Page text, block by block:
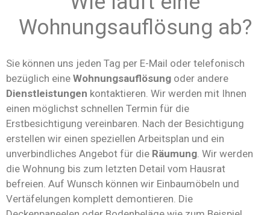
Wohnungsauflösung ab?
Sie können uns jeden Tag per E-Mail oder telefonisch
bezüglich eine Wohnungsauflösung oder andere
Dienstleistungen kontaktieren. Wir werden mit Ihnen
einen möglichst schnellen Termin für die
Erstbesichtigung vereinbaren. Nach der Besichtigung
erstellen wir einen speziellen Arbeitsplan und ein
unverbindliches Angebot für die Räumung . Wir werden
die Wohnung bis zum letzten Detail vom Hausrat
befreien. Auf Wunsch können wir Einbaumöbeln und
Vertäfelungen komplett demontieren. Die